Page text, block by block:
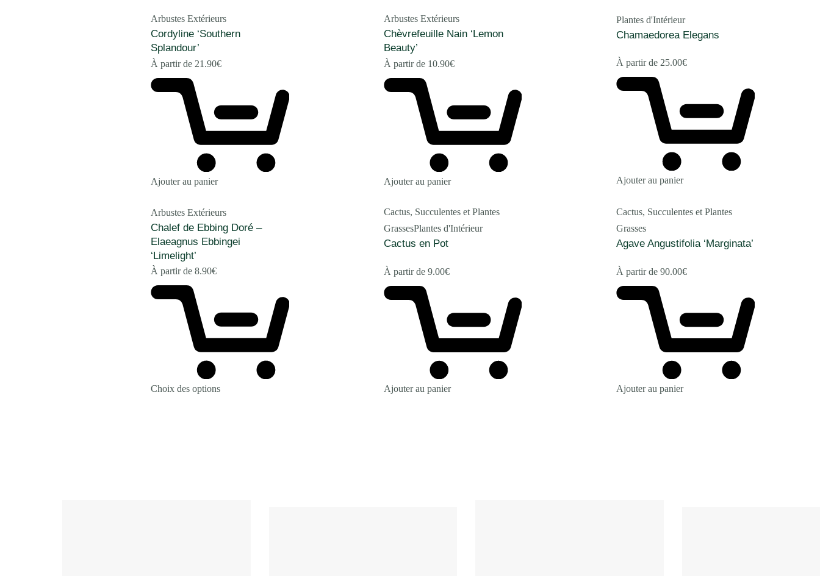
Arbustes Extérieurs
Cordyline ‘Southern
Splandour’
À partir de 21.90€
Ajouter au panier
Arbustes Extérieurs
Chèvrefeuille Nain ‘Lemon
Beauty’
À partir de 10.90€
Ajouter au panier
Plantes d'Intérieur
Chamaedorea Elegans
À partir de 25.00€
Ajouter au panier
Arbustes Extérieurs
Chalef de Ebbing Doré –
Elaeagnus Ebbingei
‘Limelight’
À partir de 8.90€
Choix des options
Cactus, Succulentes et Plantes
GrassesPlantes d'Intérieur
Cactus en Pot
À partir de 9.00€
Ajouter au panier
Cactus, Succulentes et Plantes
Grasses
Agave Angustifolia ‘Marginata’
À partir de90.00€
Ajouter au panier